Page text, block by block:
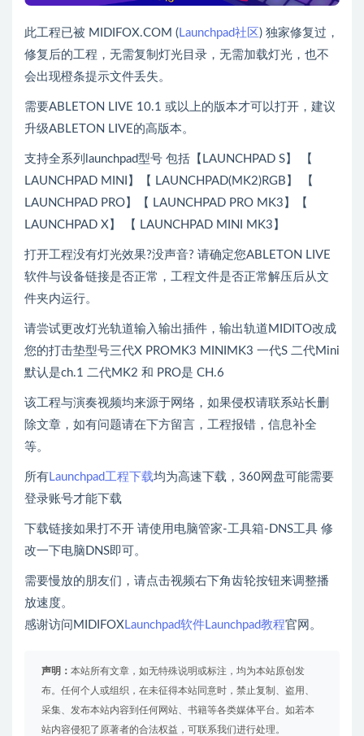
此工程已被 MIDIFOX.COM ( Launchpad社区 ) 独家修复过，
修复后的工程，无需复制灯光目录，无需加载灯光，也不
会出现橙条提示文件丢失。
需要ABLETON LIVE 10.1 或以上的版本才可以打开，建议
升级ABLETON LIVE的高版本。
支持全系列launchpad型号 包括【LAUNCHPAD S】 【
LAUNCHPAD MINI】【 LAUNCHPAD(MK2)RGB】 【
LAUNCHPAD PRO】【 LAUNCHPAD PRO MK3】【
LAUNCHPAD X】 【 LAUNCHPAD MINI MK3】
打开工程没有灯光效果?没声音? 请确定您ABLETON LIVE
软件与设备链接是否正常，工程文件是否正常解压后从文
件夹内运行。
请尝试更改灯光轨道输入输出插件，输出轨道MIDITO改成
您的打击垫型号三代X PROMK3 MINIMK3 一代S 二代Mini
默认是ch.1 二代MK2 和 PRO是 CH.6
该工程与演奏视频均来源于网络，如果侵权请联系站长删
除文章，如有问题请在下方留言，工程报错，信息补全
等。
所有Launchpad工程下载均为高速下载，360网盘可能需要
登录账号才能下载
下载链接如果打不开 请使用电脑管家-工具箱-DNS工具 修
改一下电脑DNS即可。
需要慢放的朋友们，请点击视频右下角齿轮按钮来调整播
放速度。
感谢访问MIDIFOXLaunchpad软件Launchpad教程官网。
声明： 本站所有文章，如无特殊说明或标注，均为本站原创发
布。任何个人或组织，在未征得本站同意时，禁止复制、盗用、
采集、发布本站内容到任何网站、书籍等各类媒体平台。如若本
站内容侵犯了原著者的合法权益，可联系我们进行处理。